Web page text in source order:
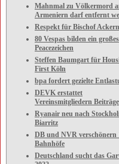
Mahnmal zu Völkermord
Armeniern darf entfernt
Respekt für Bischof
80 Vespas bilden ein großes
Peacezeichen
Steffen Baumgart für
First Köln
bpa fordert gezielte
DEVK erstattet
Vereinsmitgliedern Beiträge
Ryanair neu nach
Biarritz
DB und NVR verschönern
Bahnhöfe
Deutschland sucht das